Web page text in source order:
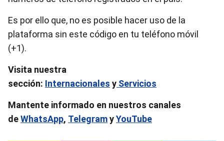
Es por ello que, no es posible hacer uso de la
plataforma sin este código en tu teléfono móvil
(+1).
Visita nuestra
sección: Internacionales y Servicios
Mantente informado en nuestros canales
deWhatsApp, TelegramyYouTube